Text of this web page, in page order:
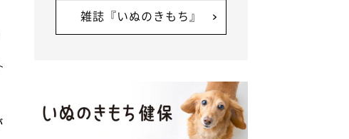
雑誌『いぬのきもち』